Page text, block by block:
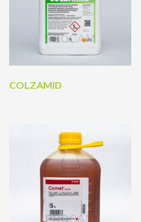
COLZAMID